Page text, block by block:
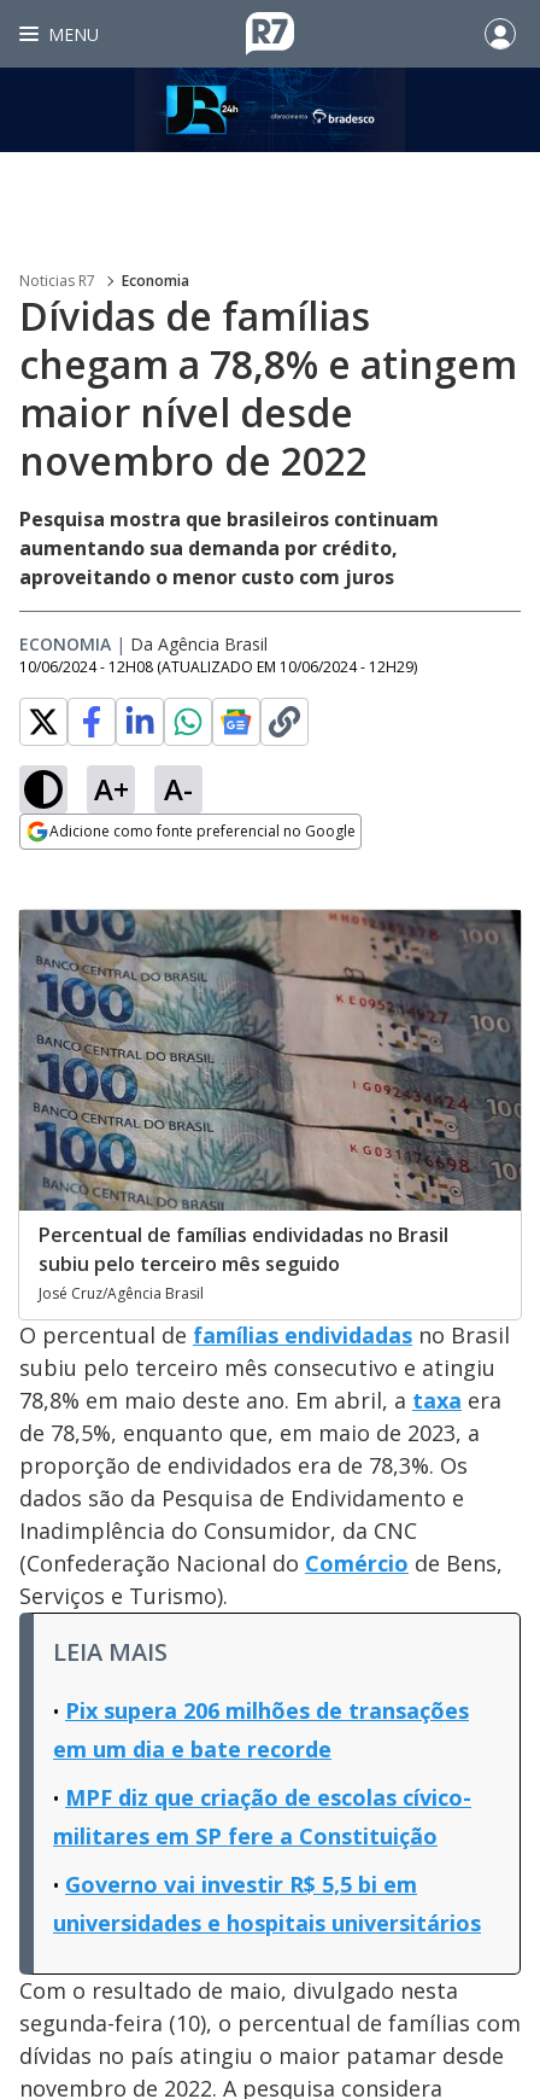
MENU
Noticias R7 Economia
Dívidas de famílias
chegam a 78,8% e atingem
maior nível desde
novembro de 2022
Pesquisa mostra que brasileiros continuam
aumentando sua demanda por crédito,
aproveitando o menor custo com juros
ECONOMIA | Da Agência Brasil
10/06/2024 - 12H08 (ATUALIZADO EM 10/06/2024 - 12H29)
A+ A-
Adicione como fonte preferencial no Google
Percentual de famílias endividadas no Brasil
subiu pelo terceiro mês seguido
José Cruz/Agência Brasil
O percentual de famílias endividadas no Brasil
subiu pelo terceiro mês consecutivo e atingiu
78,8% em maio deste ano. Em abril, a taxa era
de 78,5%, enquanto que, em maio de 2023, a
proporção de endividados era de 78,3%. Os
dados são da Pesquisa de Endividamento e
Inadimplência do Consumidor, da CNC
(Confederação Nacional do Comércio de Bens,
Serviços e Turismo).
LEIA MAIS
Pix supera 206 milhões de transações
em um dia e bate recorde
MPF diz que criação de escolas cívico-
militares em SP fere a Constituição
Governo vai investir R$ 5,5 bi em
universidades e hospitais universitários
Com o resultado de maio, divulgado nesta
segunda-feira (10), o percentual de famílias com
dívidas no país atingiu o maior patamar desde
novembro de 2022. A pesquisa considera